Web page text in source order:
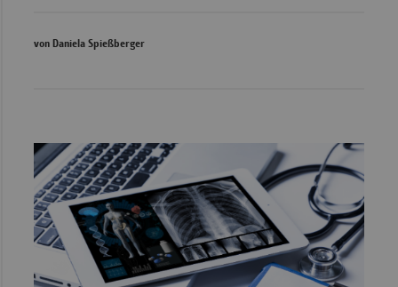
von Daniela Spießberger